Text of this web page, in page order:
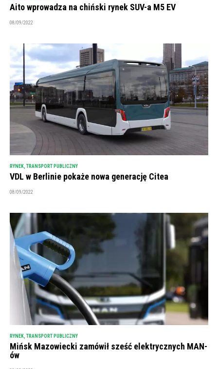
Aito wprowadza na chiński rynek SUV-a M5 EV
08/09/2022
RYNEK TRANSPORT PUBLICZNY
VDL w Berlinie pokaże nowa generację Citea
08/09/2022
RYNEK TRANSPORT PUBLICZNY
Mińsk Mazowiecki zamówił sześć elektrycznych MAN-
ów